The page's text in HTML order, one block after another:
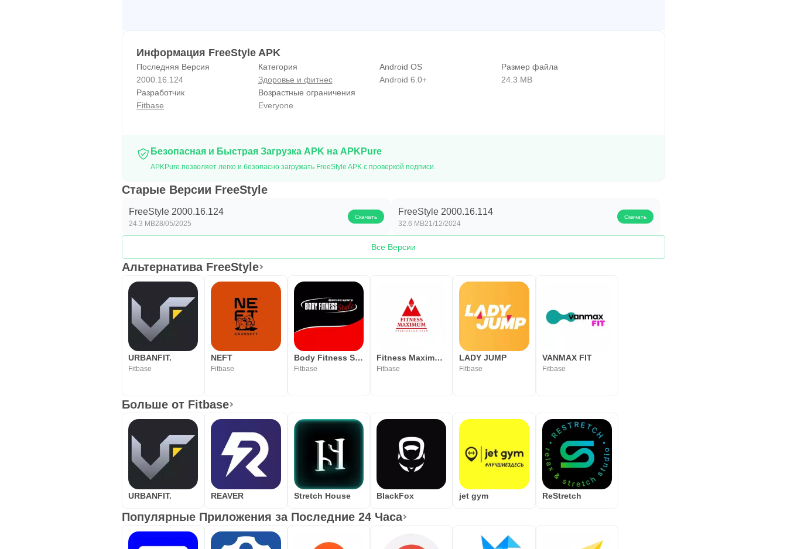
Информация FreeStyle APK
Последняя Версия
2000.16.124
Категория
Здоровье и фитнес
Android OS
Android 6.0+
Размер файла
24.3 MB
Разработчик
Fitbase
Возрастные ограничения
Everyone
Безопасная и Быстрая Загрузка APK на APKPure
APKPure позволяет легко и безопасно загружать FreeStyle APK с проверкой подписи.
Старые Версии FreeStyle
FreeStyle 2000.16.124
24.3 MB28/05/2025
Скачать FreeStyle 2000.16.114
32.6 MB21/12/2024
Скачать
Все Версии
Альтернатива FreeStyle
URBANFIT.
Fitbase
NEFT
Fitbase
Body Fitness Style
Fitbase
Fitness Maximum город Орёл
Fitbase
LADY JUMP
Fitbase
VANMAX FIT
Fitbase
Больше от Fitbase
URBANFIT. REAVER Stretch House BlackFox jet gym ReStretch
Популярные Приложения за Последние 24 Часа